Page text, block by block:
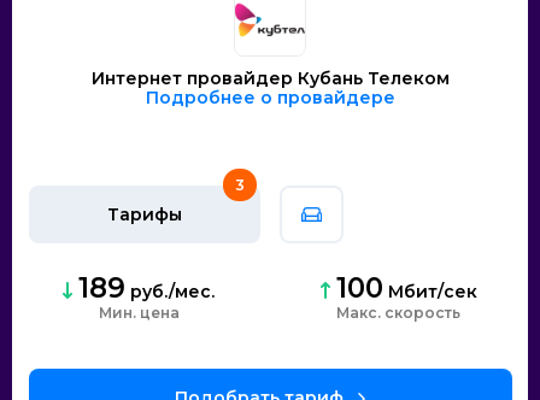
Интернет провайдер Кубань Телеком
Подробнее о провайдере
Тарифы
3
189 руб./мес.
Мин. цена
100 Мбит/сек
скорость